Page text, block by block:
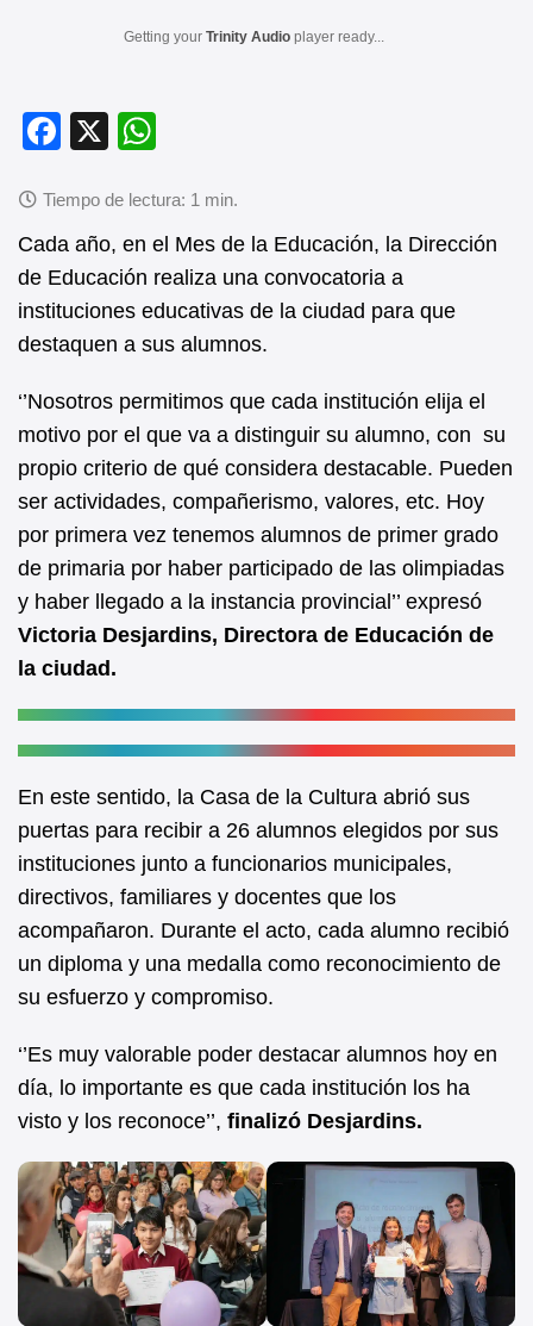
Getting your Trinity Audio player ready...
F
c
e
b
o
o
k
X
at
s
A
p
p
Cada año, en el Mes de la Educación, la Dirección
de Educación realiza una convocatoria a
instituciones educativas de la ciudad para que
destaquen a sus alumnos.
‘’Nosotros permitimos que cada institución elija el
motivo por el que va a distinguir su alumno, con su
propio criterio de qué considera destacable. Pueden
ser actividades, compañerismo, valores, etc. Hoy
por primera vez tenemos alumnos de primer grado
de primaria por haber participado de las olimpiadas
y haber llegado a la instancia provincial’’ expresó
Victoria Desjardins, Directora de Educación de
la ciudad.
En este sentido, la Casa de la Cultura abrió sus
puertas para recibir a 26 alumnos elegidos por sus
instituciones junto a funcionarios municipales,
directivos, familiares y docentes que los
acompañaron. Durante el acto, cada alumno recibió
un diploma y una medalla como reconocimiento de
su esfuerzo y compromiso.
‘’Es muy valorable poder destacar alumnos hoy en
día, lo importante es que cada institución los ha
visto y los reconoce’’, finalizó Desjardins.